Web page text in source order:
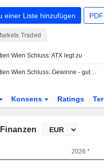
einer Liste hinzufügen
Traded
Wien Schluss: ATX legt zu
Aktien Wien Schluss: Gewinne - gute US-Vorgaben und Ölpreisrückgang
Konsens Ratings
Finanzen
2026 *